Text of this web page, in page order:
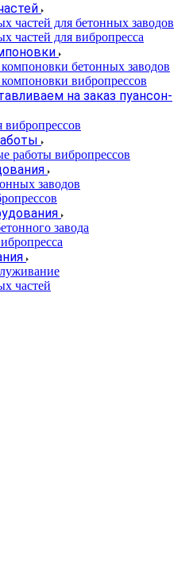
частей для бетонных заводов
частей для вибропресса
бетонных заводов
вибропрессов
на заказ пуансон-
работы вибропрессов
заводов
завода
частей